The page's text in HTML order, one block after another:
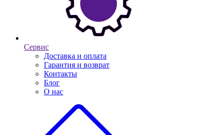
Сервис
Доставка и оплата
Гарантия и возврат
Контакты
Блог
О нас